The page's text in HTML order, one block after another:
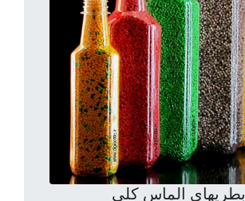
بطریهای الماس کلی